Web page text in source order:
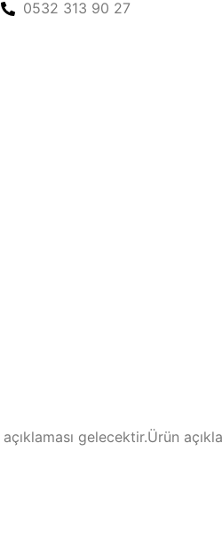
0532 313 90 27
gelecektir.Ürün